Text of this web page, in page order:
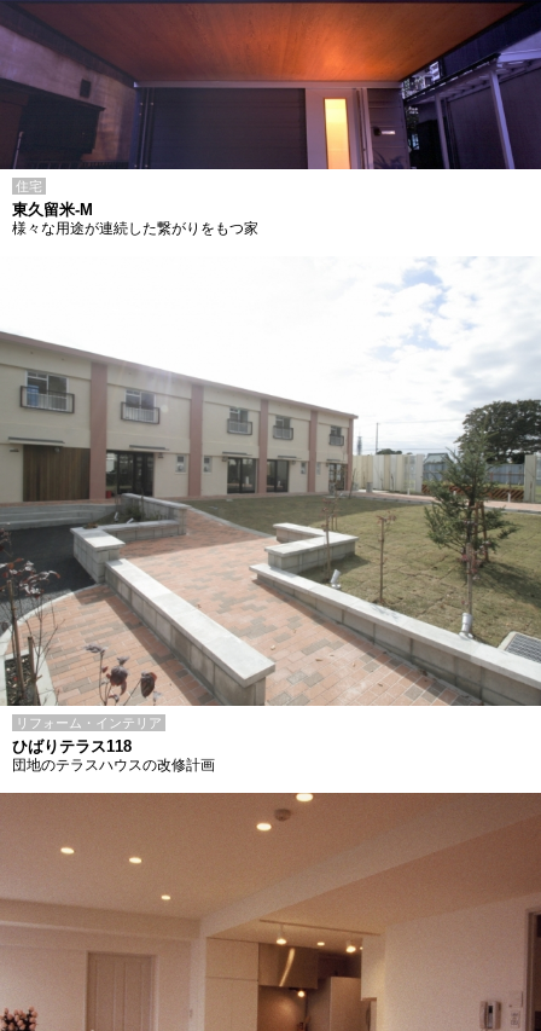
住宅
東久留米-M
様々な用途が連続した繋がりをもつ家
リフォーム・インテリア
ひばりテラス118
団地のテラスハウスの改修計画